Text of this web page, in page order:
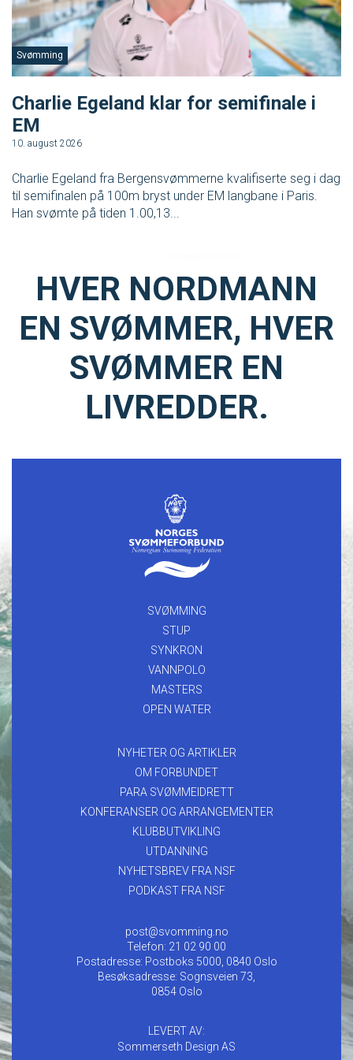
Svømming
Charlie Egeland klar for semifinale i
EM
10. august 2026
Charlie Egeland fra Bergensvømmerne kvalifiserte seg i dag
til semifinalen på 100m bryst under EM langbane i Paris.
Han svømte på tiden 1.00,13...
HVER NORDMANN
EN SVØMMER, HVER
SVØMMER EN
LIVREDDER.
SVØMMING
STUP
SYNKRON
VANNPOLO
MASTERS
OPEN WATER
NYHETER OG ARTIKLER
OM FORBUNDET
PARA SVØMMEIDRETT
KONFERANSER OG ARRANGEMENTER
KLUBBUTVIKLING
UTDANNING
NYHETSBREV FRA NSF
PODKAST FRA NSF
post@svomming.no
Telefon: 21 02 90 00
Postadresse: Postboks 5000, 0840 Oslo
Besøksadresse: Sognsveien 73,
0854 Oslo
LEVERT AV:
Sommerseth Design AS